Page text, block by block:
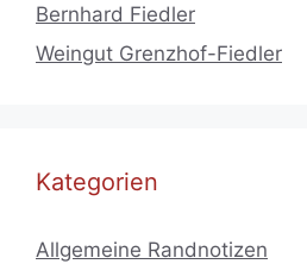
Bernhard Fiedler
Weingut Grenzhof-Fiedler
Kategorien
Allgemeine Randnotizen